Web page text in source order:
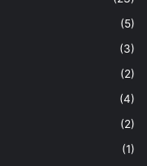
(5)
(3)
(2)
(4)
(2)
(1)